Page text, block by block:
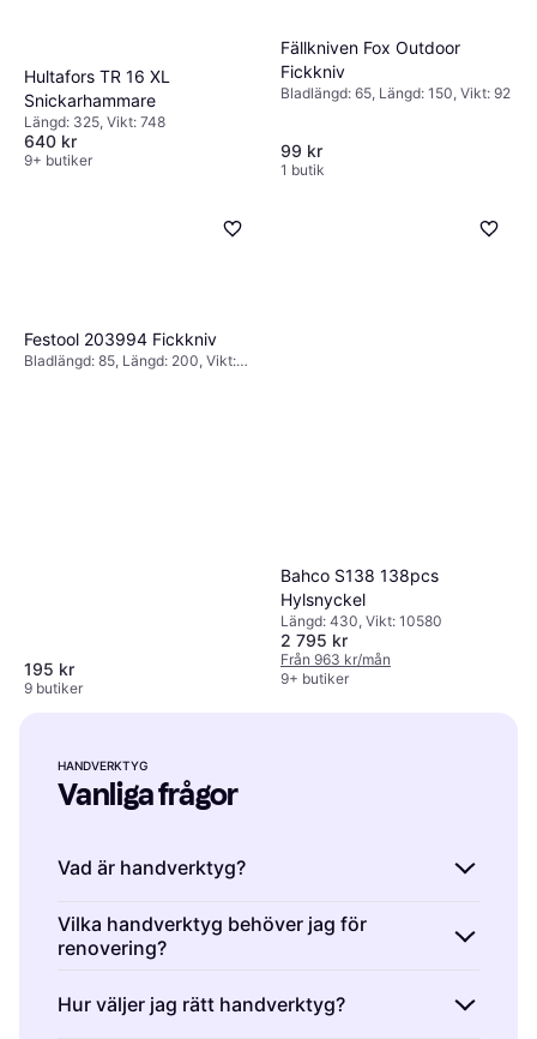
Hultafors TR 16 XL
Snickarhammare
Längd: 325, Vikt: 748
640 kr
9+ butiker
Fällkniven Fox Outdoor
Fickkniv
Bladlängd: 65, Längd: 150, Vikt: 92
99 kr
1 butik
Festool 203994 Fickkniv
Bladlängd: 85, Längd: 200, Vikt:
195 kr
9 butiker
Bahco S138 138pcs
Hylsnyckel
Längd: 430, Vikt: 10580
2 795 kr
Från 963 kr/mån
9+ butiker
HANDVERKTYG
Vanliga frågor
Vad är handverktyg?
Handverktyg är verktyg som du använder
utan elektricitet. De inkluderar exempelvis
hammare, skruvmejslar och tänger.
Handverktyg är viktiga för både små och
Vilka handverktyg behöver jag för
renovering?
inkluderar hammare, måttband och
Hur väljer jag rätt handverktyg?